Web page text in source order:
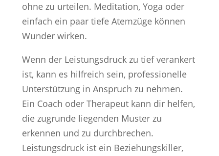
ohne zu urteilen. Meditation, Yoga oder
einfach ein paar tiefe Atemzüge können
Wunder wirken.
Wenn der Leistungsdruck zu tief verankert
ist, kann es hilfreich sein, professionelle
Unterstützung in Anspruch zu nehmen.
Ein Coach oder Therapeut kann dir helfen,
die zugrunde liegenden Muster zu
erkennen und zu durchbrechen.
Leistungsdruck ist ein Beziehungskiller,